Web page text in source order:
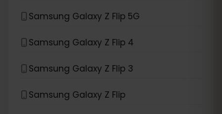
Samsung Galaxy Z Flip 5G
Samsung Galaxy Z Flip 4
Samsung Galaxy Z Flip 3
Samsung Galaxy Z Flip